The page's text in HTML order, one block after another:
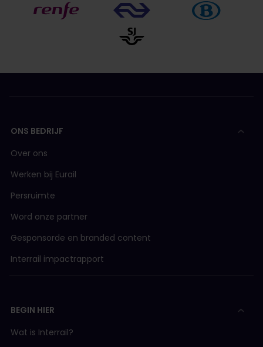
ONS BEDRIJF
Over ons
Werken bij Eurail
Persruimte
Word onze partner
Gesponsorde en branded content
Interrail impactrapport
BEGIN HIER
Wat is Interrail?